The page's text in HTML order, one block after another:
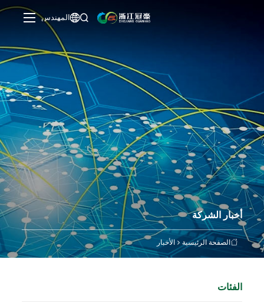

المهندس
أخبار الشركة
الصفحة الرئيسية الأخبار
الفئات